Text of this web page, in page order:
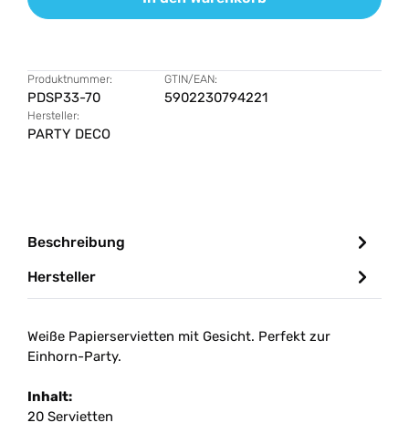
Produktnummer:
PDSP33-70
GTIN/EAN:
5902230794221
Hersteller:
PARTY DECO
Beschreibung
Hersteller
Weiße Papierservietten mit Gesicht. Perfekt zur
Einhorn-Party.
Inhalt:
20 Servietten